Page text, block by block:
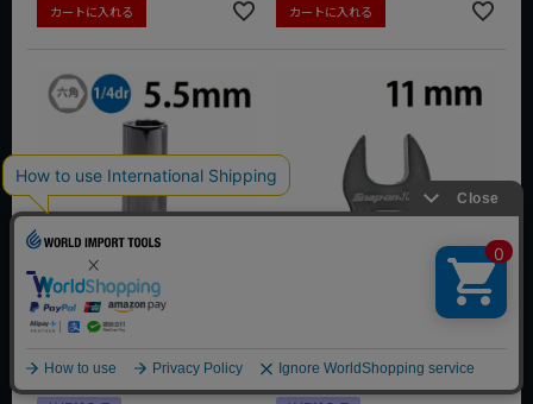
カートに入れる カートに入れる
SNAP-ON 1/4dr 6角ディープ
ソケット 5.5mm STMM5.5
トオープンエンド 11mm
FCOM11A